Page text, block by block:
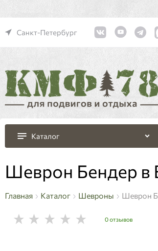
Санкт-Петербург
Каталог
Шеврон Бендер в
Главная Каталог Шевроны Шеврон
0 отзывов